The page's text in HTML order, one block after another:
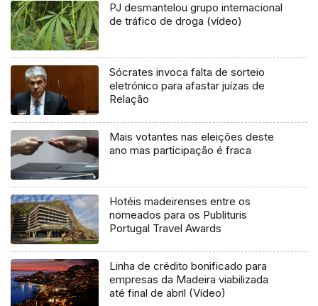
PJ desmantelou grupo internacional
de tráfico de droga (vídeo)
Sócrates invoca falta de sorteio
eletrónico para afastar juízas de
Relação
Mais votantes nas eleições deste
ano mas participação é fraca
Hotéis madeirenses entre os
nomeados para os Publituris
Portugal Travel Awards
Linha de crédito bonificado para
empresas da Madeira viabilizada
até final de abril (Vídeo)